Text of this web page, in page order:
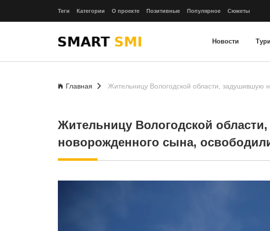
Теги Категории О проекте Позитивные Популярное Сюжеты
Новости
Главная Жительницу Вологодской области, задушившую
Жительницу Вологодской
новорожденного сына,